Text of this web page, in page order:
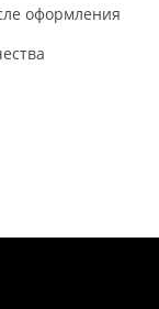
оформления